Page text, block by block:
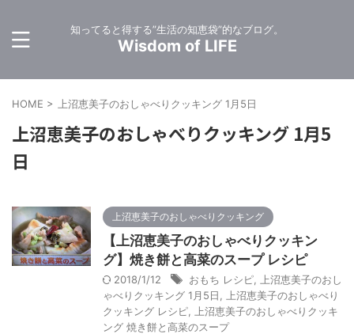
知ってると得する”生活の知恵袋”的なブログ。
Wisdom of LIFE
HOME > 上沼恵美子のおしゃべりクッキング 1月5日
上沼恵美子のおしゃべりクッキング 1月5
日
上沼恵美子のおしゃべりクッキング
【上沼恵美子のおしゃべりクッキン
グ】焼き餅と高菜のスープ レシピ
2018/1/12 おもち レシピ
上沼恵美子のおし
ゃべりクッキング 1月5日
上沼恵美子のおしゃべり
クッキング レシピ
上沼恵美子のおしゃべりクッキ
ング 焼き餅と高菜のスープ